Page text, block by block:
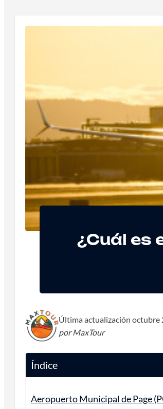
¿Cuál es
Última actualización octubre
por MaxTour
Índice
Aeropuerto Municipal de Page